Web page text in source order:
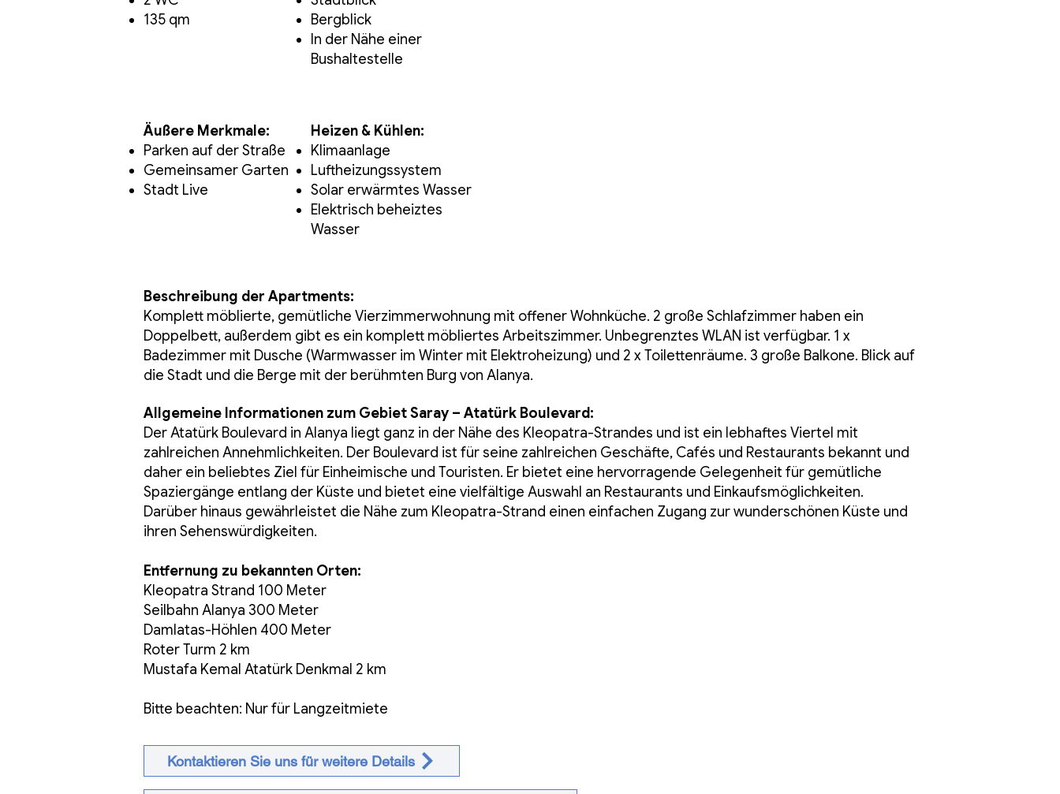
135 qm
Äußere Merkmale:
Parken auf der Straße
Gemeinsamer Garten
Stadt Live
Bergblick
In der Nähe einer
Bushaltestelle
Heizen & Kühlen:
Klimaanlage
Luftheizungssystem
Solar erwärmtes Wasser
Elektrisch beheiztes
Wasser
Beschreibung der Apartments:
Komplett möblierte, gemütliche Vierzimmerwohnung mit offener Wohnküche. 2 große Schlafzimmer haben ein
Doppelbett, außerdem gibt es ein komplett möbliertes Arbeitszimmer. Unbegrenztes WLAN ist verfügbar. 1 x
Badezimmer mit Dusche (Warmwasser im Winter mit Elektroheizung) und 2 x Toilettenräume. 3 große Balkone. Blick auf
die Stadt und die Berge mit der berühmten Burg von Alanya.
Allgemeine Informationen zum Gebiet Saray – Atatürk Boulevard:
Der Atatürk Boulevard in Alanya liegt ganz in der Nähe des Kleopatra-Strandes und ist ein lebhaftes Viertel mit
zahlreichen Annehmlichkeiten. Der Boulevard ist für seine zahlreichen Geschäfte, Cafés und Restaurants bekannt und
daher ein beliebtes Ziel für Einheimische und Touristen. Er bietet eine hervorragende Gelegenheit für gemütliche
Spaziergänge entlang der Küste und bietet eine vielfältige Auswahl an Restaurants und Einkaufsmöglichkeiten.
Darüber hinaus gewährleistet die Nähe zum Kleopatra-Strand einen einfachen Zugang zur wunderschönen Küste und
ihren Sehenswürdigkeiten.
Entfernung zu bekannten Orten:
Kleopatra Strand 100 Meter
Seilbahn Alanya 300 Meter
Damlatas-Höhlen 400 Meter
Roter Turm 2 km
Mustafa Kemal Atatürk Denkmal 2 km
Bitte beachten: Nur für Langzeitmiete
Kontaktieren Sie uns für weitere Details